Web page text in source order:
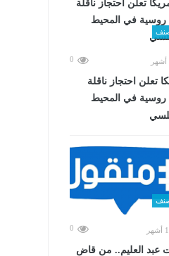
0
تعلن احتجاز ناقلة
روسية في المحيط
0
عبد العليم.. من قاض